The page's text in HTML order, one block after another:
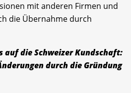
mit anderen Firmen und
die Übernahme durch
auf die Schweizer Kundschaft:
durch die Gründung